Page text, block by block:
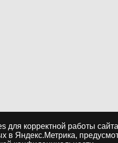
для корректной работы
в Яндекс.Метрика,